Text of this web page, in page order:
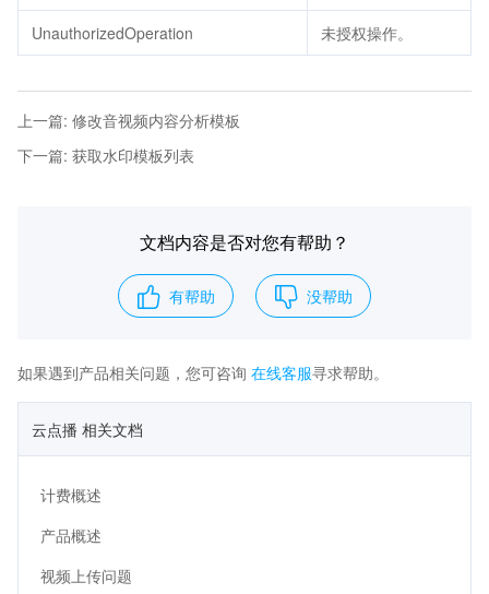
UnauthorizedOperation 未授权操作。
上一篇: 修改音视频内容分析模板
下一篇: 获取水印模板列表
文档内容是否对您有帮助？
有帮助 没帮助
如果遇到产品相关问题，您可咨询 在线客服寻求帮助。
云点播 相关文档
计费概述
产品概述
视频上传问题